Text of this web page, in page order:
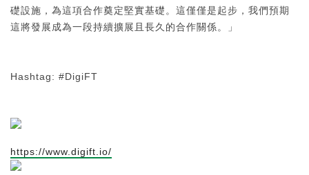
礎設施，為這項合作奠定堅實基礎。這僅僅是起步，我們預期
這將發展成為一段持續擴展且長久的合作關係。」
Hashtag: #DigiFT
https://www.digift.io/